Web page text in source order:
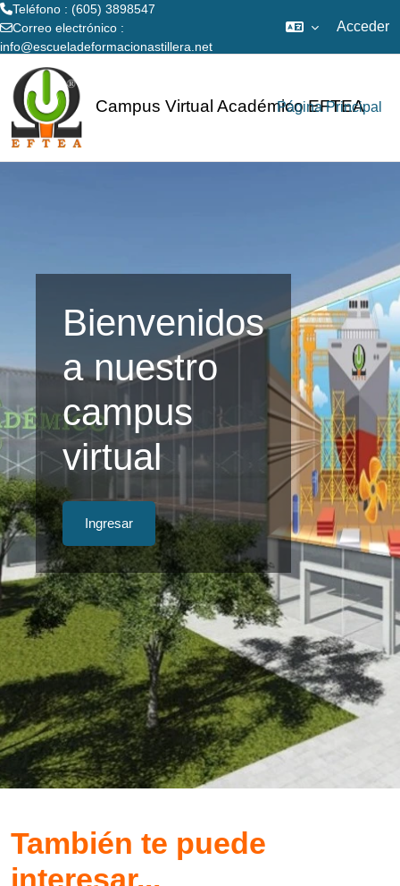
Teléfono : (605) 3898547
Correo electrónico :
info@escueladeformacionastillera.net
Acceder
Campus Virtual Académico EFTEA
Página Principal
Bienvenidos
a nuestro
campus
virtual
Ingresar
También te puede
interesar...